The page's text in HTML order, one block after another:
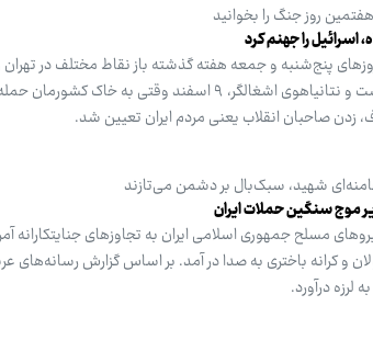
روز جنگ را بخوانید
را جهنم کرد
پنج‌شنبه و جمعه هفته گذشته باز نقاط مختلف در تهران
که ترامپ تروریست و نتانیاهوی اشغالگر، ۹ اسفند
زدن صاحبان انقلاب یعنی مردم ایران تعیین شد.
شهید، سبک‌بال بر دشمن می‌تازند
موج سنگین حملات ایران
مسلح جمهوری اسلامی ایران به تجاوزهای جنایتکارانه
و کرانه باختری به صدا در آمد. بر اساس گزارش رسانه‌های
لرزه درآورد.